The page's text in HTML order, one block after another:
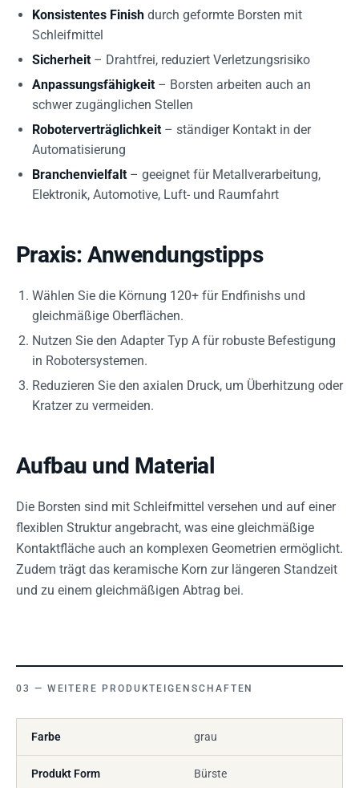
Konsistentes Finish durch geformte Borsten mit
Schleifmittel
Sicherheit – Drahtfrei, reduziert Verletzungsrisiko
Anpassungsfähigkeit – Borsten arbeiten auch an
schwer zugänglichen Stellen
Roboterverträglichkeit – ständiger Kontakt in der
Automatisierung
Branchenvielfalt – geeignet für Metallverarbeitung,
Elektronik, Automotive, Luft- und Raumfahrt
Praxis: Anwendungstipps
Wählen Sie die Körnung 120+ für Endfinishs und
gleichmäßige Oberflächen.
Nutzen Sie den Adapter Typ A für robuste Befestigung
in Robotersystemen.
Reduzieren Sie den axialen Druck, um Überhitzung oder
Kratzer zu vermeiden.
Aufbau und Material
Die Borsten sind mit Schleifmittel versehen und auf einer
flexiblen Struktur angebracht, was eine gleichmäßige
Kontaktfläche auch an komplexen Geometrien ermöglicht.
Zudem trägt das keramische Korn zur längeren Standzeit
und zu einem gleichmäßigen Abtrag bei.
WEITERE PRODUKTEIGENSCHAFTEN
Farbe grau
Produkt Form Bürste